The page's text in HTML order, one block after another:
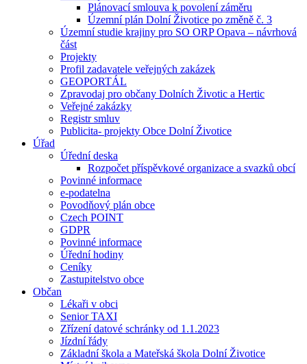
Plánovací smlouva k povolení záměru
Územní plán Dolní Životice po změně č. 3
Územní studie krajiny pro SO ORP Opava – návrhová
část
Projekty
Profil zadavatele veřejných zakázek
GEOPORTÁL
Zpravodaj pro občany Dolních Životic a Hertic
Veřejné zakázky
Registr smluv
Publicita- projekty Obce Dolní Životice
Úřad
Úřední deska
Rozpočet příspěvkové organizace a svazků obcí
Povinné informace
e-podatelna
Povodňový plán obce
Czech POINT
GDPR
Povinné informace
Úřední hodiny
Ceníky
Zastupitelstvo obce
Občan
Lékaři v obci
Senior TAXI
Zřízení datové schránky od 1.1.2023
Jízdní řády
Základní škola a Mateřská škola Dolní Životice